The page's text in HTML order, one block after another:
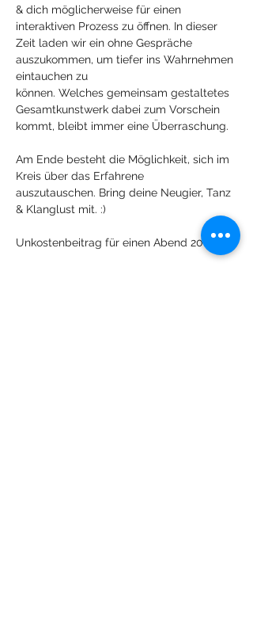
& dich möglicherweise für einen
interaktiven Prozess zu öffnen. In dieser
Zeit laden wir ein ohne Gespräche
auszukommen, um tiefer ins Wahrnehmen
eintauchen zu
können. Welches gemeinsam gestaltetes
Gesamtkunstwerk dabei zum Vorschein
kommt, bleibt immer eine Überraschung.
Am Ende besteht die Möglichkeit, sich im
Kreis über das Erfahrene
auszutauschen. Bring deine Neugier, Tanz
& Klanglust mit. :)
Unkostenbeitrag für einen Abend 20 €